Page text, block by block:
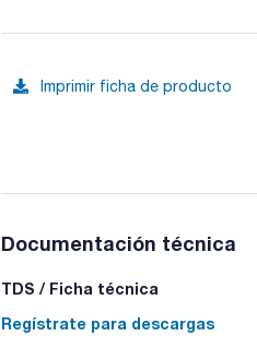
Imprimir ficha de producto
Documentación técnica
TDS / Ficha técnica
Regístrate para descargas